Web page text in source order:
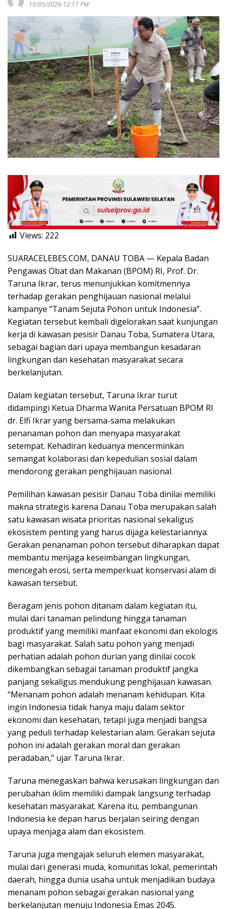
10/05/2026 12:17 PM
Views: 222
SUARACELEBES.COM, DANAU TOBA — Kepala Badan
Pengawas Obat dan Makanan (BPOM) RI, Prof. Dr.
Taruna Ikrar, terus menunjukkan komitmennya
terhadap gerakan penghijauan nasional melalui
kampanye “Tanam Sejuta Pohon untuk Indonesia”.
Kegiatan tersebut kembali digelorakan saat kunjungan
kerja di kawasan pesisir Danau Toba, Sumatera Utara,
sebagai bagian dari upaya membangun kesadaran
lingkungan dan kesehatan masyarakat secara
berkelanjutan.
Dalam kegiatan tersebut, Taruna Ikrar turut
didampingi Ketua Dharma Wanita Persatuan BPOM RI
dr. Elfi Ikrar yang bersama-sama melakukan
penanaman pohon dan menyapa masyarakat
setempat. Kehadiran keduanya mencerminkan
semangat kolaborasi dan kepedulian sosial dalam
mendorong gerakan penghijauan nasional.
Pemilihan kawasan pesisir Danau Toba dinilai memiliki
makna strategis karena Danau Toba merupakan salah
satu kawasan wisata prioritas nasional sekaligus
ekosistem penting yang harus dijaga kelestariannya.
Gerakan penanaman pohon tersebut diharapkan dapat
membantu menjaga keseimbangan lingkungan,
mencegah erosi, serta memperkuat konservasi alam di
kawasan tersebut.
Beragam jenis pohon ditanam dalam kegiatan itu,
mulai dari tanaman pelindung hingga tanaman
produktif yang memiliki manfaat ekonomi dan ekologis
bagi masyarakat. Salah satu pohon yang menjadi
perhatian adalah pohon durian yang dinilai cocok
dikembangkan sebagai tanaman produktif jangka
panjang sekaligus mendukung penghijauan kawasan.
“Menanam pohon adalah menanam kehidupan. Kita
ingin Indonesia tidak hanya maju dalam sektor
ekonomi dan kesehatan, tetapi juga menjadi bangsa
yang peduli terhadap kelestarian alam. Gerakan sejuta
pohon ini adalah gerakan moral dan gerakan
peradaban,” ujar Taruna Ikrar.
Taruna menegaskan bahwa kerusakan lingkungan dan
perubahan iklim memiliki dampak langsung terhadap
kesehatan masyarakat. Karena itu, pembangunan
Indonesia ke depan harus berjalan seiring dengan
upaya menjaga alam dan ekosistem.
Taruna juga mengajak seluruh elemen masyarakat,
mulai dari generasi muda, komunitas lokal, pemerintah
daerah, hingga dunia usaha untuk menjadikan budaya
menanam pohon sebagai gerakan nasional yang
berkelanjutan menuju Indonesia Emas 2045.